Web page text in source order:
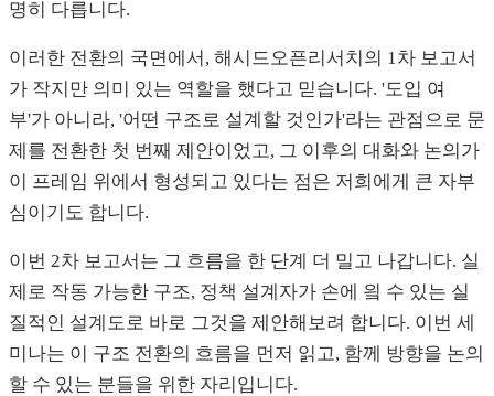
명히 다릅니다.
이러한 전환의 국면에서, 해시드오픈리서치의 1차 보고서
가 작지만 의미 있는 역할을 했다고 믿습니다. '도입 여
부'가 아니라, '어떤 구조로 설계할 것인가'라는 관점으로 문
제를 전환한 첫 번째 제안이었고, 그 이후의 대화와 논의가
이 프레임 위에서 형성되고 있다는 점은 저희에게 큰 자부
심이기도 합니다.
이번 2차 보고서는 그 흐름을 한 단계 더 밀고 나갑니다. 실
제로 작동 가능한 구조, 정책 설계자가 손에 읰 수 있는 실
질적인 설계도로 바로 그것을 제안해보려 합니다. 이번 세
미나는 이 구조 전환의 흐름을 먼저 읽고, 함께 방향을 논의
할 수 있는 분들을 위한 자리입니다.